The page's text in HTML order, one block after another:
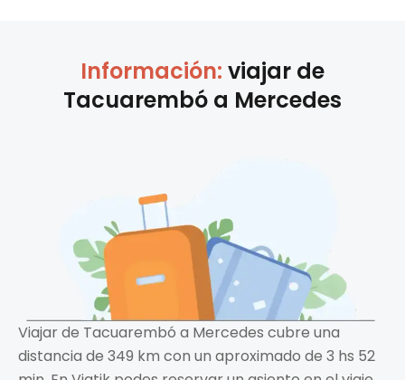
Información: viajar de
Tacuarembó a Mercedes
Viajar de Tacuarembó a Mercedes cubre una
distancia de 349 km con un aproximado de 3 hs 52